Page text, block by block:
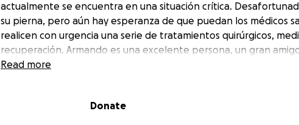
actualmente se encuentra en una situación crítica.
su pierna, pero aún hay esperanza de que puedan los médicos
realicen con urgencia una serie de tratamientos quirúrgicos,
recuperación. Armando es una excelente persona, un gran
noble, buen padre y esposo, siempre preocupado por los demás
tanto y preguntó si sus hijos ya habían comido. De este tamaño
Read more
Donate